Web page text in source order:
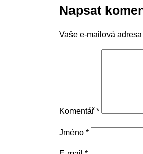
Napsat
Vaše e-mailová
Komentář *
Jméno *